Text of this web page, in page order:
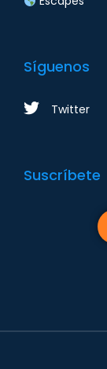
Síguenos
Twitter
Suscríbete